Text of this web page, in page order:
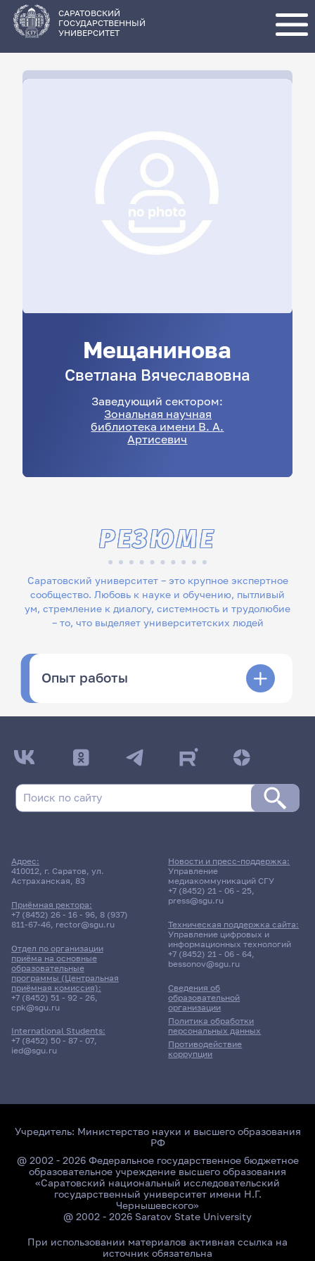
основному
содержанию
САРАТОВСКИЙ
ГОСУДАРСТВЕННЫЙ
УНИВЕРСИТЕТ
Мещанинова
Светлана Вячеславовна
Заведующий сектором:
Зональная научная
библиотека имени В. А.
Артисевич
Саратовский университет – это крупное экспертное
сообщество. Любовь к науке и обучению, пытливый
ум, стремление к диалогу, системность и трудолюбие
– то, что выделяет университетских людей
РЕЗЮМЕ
Опыт работы
Адрес:
410012, г. Саратов, ул.
Астраханская, 83
Приёмная ректора:
+7 (8452) 26 - 16 - 96, 8 (937)
811-67-46, rector@sgu.ru
Отдел по организации
приёма на основные
образовательные
программы (Центральная
приёмная комиссия):
+7 (8452) 51 - 92 - 26,
cpk@sgu.ru
International Students:
+7 (8452) 50 - 87 - 07,
ied@sgu.ru
Сведения об
образовательной
организации
Политика обработки
персональных данных
Противодействие
коррупции
Новости и пресс-поддержка:
Управление
медиакоммуникаций СГУ
+7 (8452) 21 - 06 - 25,
press@sgu.ru
Техническая поддержка сайта:
Управление цифровых и
информационных технологий
+7 (8452) 21 - 06 - 64,
bessonov@sgu.ru
Учредитель: Министерство науки и высшего образования
РФ
@ 2002 - 2026 Федеральное государственное бюджетное
образовательное учреждение высшего образования
«Саратовский национальный исследовательский
государственный университет имени Н.Г.
Чернышевского»
@ 2002 - 2026 Saratov State University
При использовании материалов активная ссылка на
источник обязательна